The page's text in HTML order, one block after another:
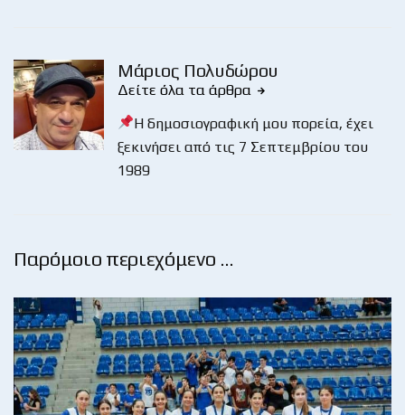
Μάριος Πολυδώρου
Δείτε όλα τα άρθρα
Η δημοσιογραφική μου πορεία, έχει
ξεκινήσει από τις 7 Σεπτεμβρίου του
1989
Παρόμοιο περιεχόμενο …